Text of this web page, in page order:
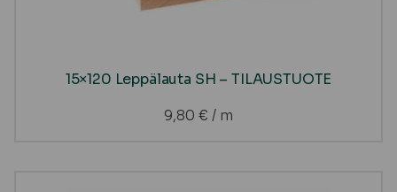
15×120 Leppälauta SH – TILAUSTUOTE
9,80 € / m